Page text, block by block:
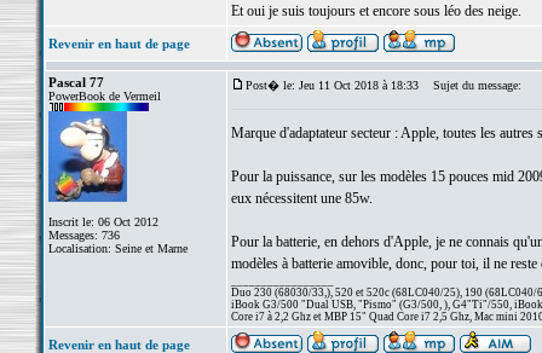
Et oui je suis toujours et encore sous léo des neige.
Revenir en haut de page
Pascal 77
PowerBook de Vermeil
Inscrit le: 06 Oct 2012
Messages: 736
Localisation: Seine et Marne
Post� le: Jeu 11 Oct 2018 à 18:33 Sujet du message:
Marque d'adaptateur secteur : Apple, toutes les autres
Pour la puissance, sur les modèles 15 pouces mid
eux nécessitent une 85w.
Pour la batterie, en dehors d'Apple, je ne connais
modèles à batterie amovible, donc, pour toi, il ne
Duo 230 (68030/33,), 520 et 520c (68LC040/25), 190 (68LC040/
iBook G3/500 "Dual USB, "Pismo" (G3/500, ), G4"Ti"/550,
Core i7 à 2,2 Ghz et MBP 15" Quad Core i7 2,5 Ghz, Mac mini
Revenir en haut de page